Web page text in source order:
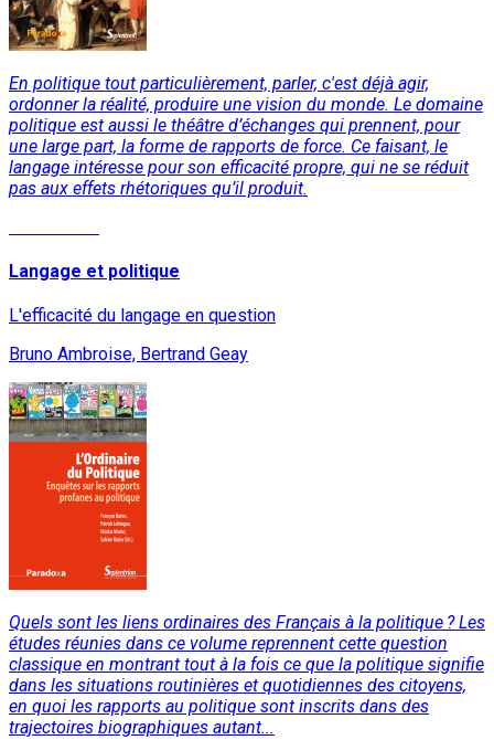
En politique tout particulièrement, parler, c'est déjà agir,
ordonner la réalité, produire une vision du monde. Le domaine
politique est aussi le théâtre d’échanges qui prennent, pour
une large part, la forme de rapports de force. Ce faisant, le
langage intéresse pour son efficacité propre, qui ne se réduit
pas aux effets rhétoriques qu’il produit.
Langage et politique
L'efficacité du langage en question
Bruno Ambroise, Bertrand Geay
Quels sont les liens ordinaires des Français à la politique ? Les
études réunies dans ce volume reprennent cette question
classique en montrant tout à la fois ce que la politique signifie
dans les situations routinières et quotidiennes des citoyens,
en quoi les rapports au politique sont inscrits dans des
trajectoires biographiques autant...